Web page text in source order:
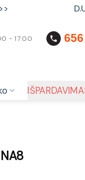
- 17:00